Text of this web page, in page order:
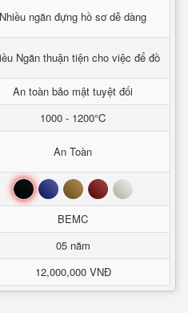
Nhiều ngăn đựng hồ sơ dễ dàng
Ngăn thuận tiện cho việc để đồ
An toàn bảo mật tuyệt đối
1000 - 1200°C
An Toàn
Đen Xanh Nâu Đỏ Trắng
BEMC
05 năm
12,000,000 VNĐ